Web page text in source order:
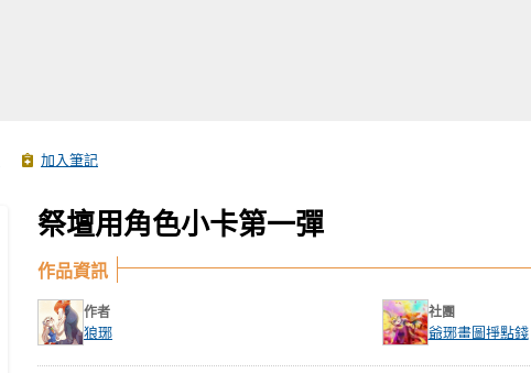
加入筆記
祭壇用角色小卡第一彈
作品資訊
作者
狼琊
社團
爺琊畫圖掙點錢